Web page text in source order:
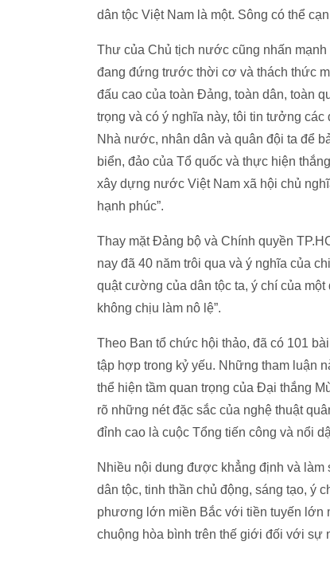
dân tộc Việt Nam là một. Sông có thể
Thư của Chủ tịch nước cũng nhấn
đang đứng trước thời cơ và thách thức
đấu cao của toàn Đảng, toàn dân, toàn
trọng và có ý nghĩa này, tôi tin tưởng
Nhà nước, nhân dân và quân đội ta để
biển, đảo của Tổ quốc và thực hiện
xây dựng nước Việt Nam xã hội chủ
hạnh phúc”.
Thay mặt Đảng bộ và Chính quyền
nay đã 40 năm trôi qua và ý nghĩa của
quật cường của dân tộc ta, ý chí của
không chịu làm nô lệ”.
Theo Ban tổ chức hội thảo, đã có 101
tập hợp trong kỷ yếu. Những tham luận
thể hiện tầm quan trọng của Đại thắng
rõ những nét đặc sắc của nghệ thuật
đỉnh cao là cuộc Tổng tiến công và nổi
Nhiều nội dung được khẳng định và làm
dân tộc, tinh thần chủ động, sáng tạo, ý
phương lớn miền Bắc với tiền tuyến lớn
chuộng hòa bình trên thế giới đối với sự